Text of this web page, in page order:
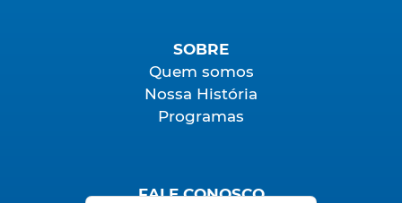
SOBRE
Quem somos
Nossa História
Programas
FALE CONOSCO